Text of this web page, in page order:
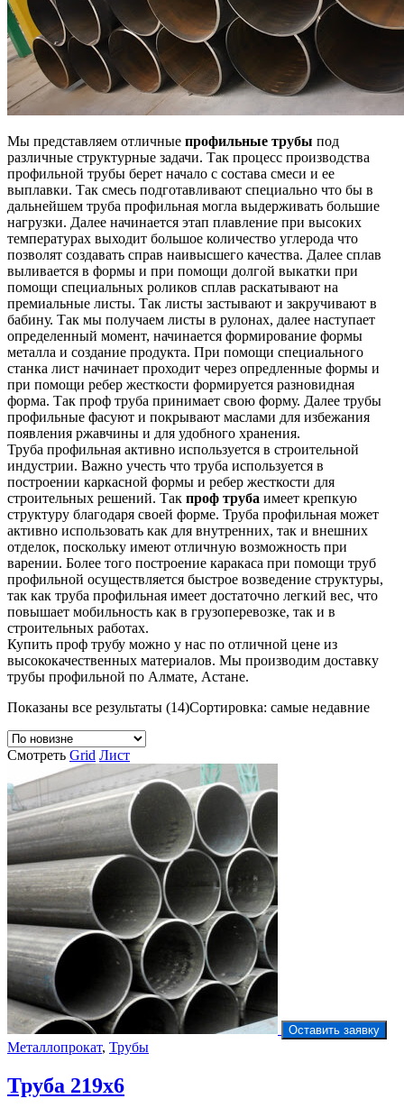
Мы представляем отличные профильные трубы под
различные структурные задачи. Так процесс производства
профильной трубы берет начало с состава смеси и ее
выплавки. Так смесь подготавливают специально что бы в
дальнейшем труба профильная могла выдерживать большие
нагрузки. Далее начинается этап плавление при высоких
температурах выходит большое количество углерода что
позволят создавать справ наивысшего качества. Далее сплав
выливается в формы и при помощи долгой выкатки при
помощи специальных роликов сплав раскатывают на
премиальные листы. Так листы застывают и закручивают в
бабину. Так мы получаем листы в рулонах, далее наступает
определенный момент, начинается формирование формы
металла и создание продукта. При помощи специального
станка лист начинает проходит через опредленные формы и
при помощи ребер жесткости формируется разновидная
форма. Так проф труба принимает свою форму. Далее трубы
профильные фасуют и покрывают маслами для избежания
появления ржавчины и для удобного хранения.
Труба профильная активно используется в строительной
индустрии. Важно учесть что труба используется в
построении каркасной формы и ребер жесткости для
строительных решений. Так проф труба имеет крепкую
структуру благодаря своей форме. Труба профильная может
активно использовать как для внутренних, так и внешних
отделок, поскольку имеют отличную возможность при
варении. Более того построение каракаса при помощи труб
профильной осуществляется быстрое возведение структуры,
так как труба профильная имеет достаточно легкий вес, что
повышает мобильность как в грузоперевозке, так и в
строительных работах.
Купить проф трубу можно у нас по отличной цене из
высококачественных материалов. Мы производим доставку
трубы профильной по Алмате, Астане.
Показаны все результаты (14)Сортировка: самые недавние
Смотреть Grid Лист
Оставить заявку
Металлопрокат, Трубы
Труба 219х6